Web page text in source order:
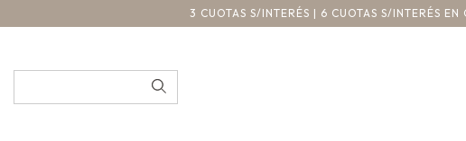
3 CUOTAS S/INTERÉS | 6 CUOTAS S/INTERÉS